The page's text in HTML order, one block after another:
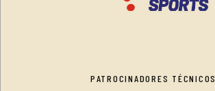
PATROCINADORES TÉCNICOS